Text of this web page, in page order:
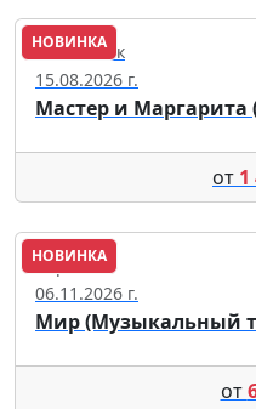
НОВИНКА
Челябинск
15.08.2026 г.
Мастер и Маргарита
от 1
НОВИНКА
Саранск
06.11.2026 г.
Мир (Музыкальный
от